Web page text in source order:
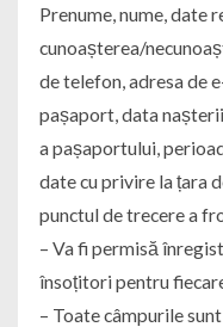
Prenume, nume, date
cunoașterea/
de telefon, adresa de
pașaport, data
a pașaportului,
date cu privire la țara
punctul de trecere a
– Va fi permisă
însoțitori pentru
– Toate câmpurile